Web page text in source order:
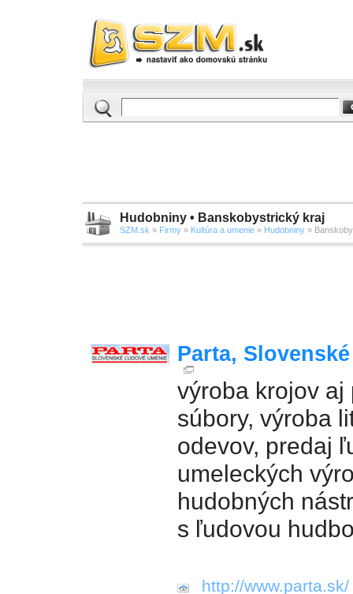
Hudobniny • Banskobystrický kraj
SZM.sk » Firmy » Kultúra a umenie » Hudobniny »
Parta,
výroba krojov aj
súbory, výroba
odevov, predaj
umeleckých
hudobných
s ľudovou
http://www.parta.sk/